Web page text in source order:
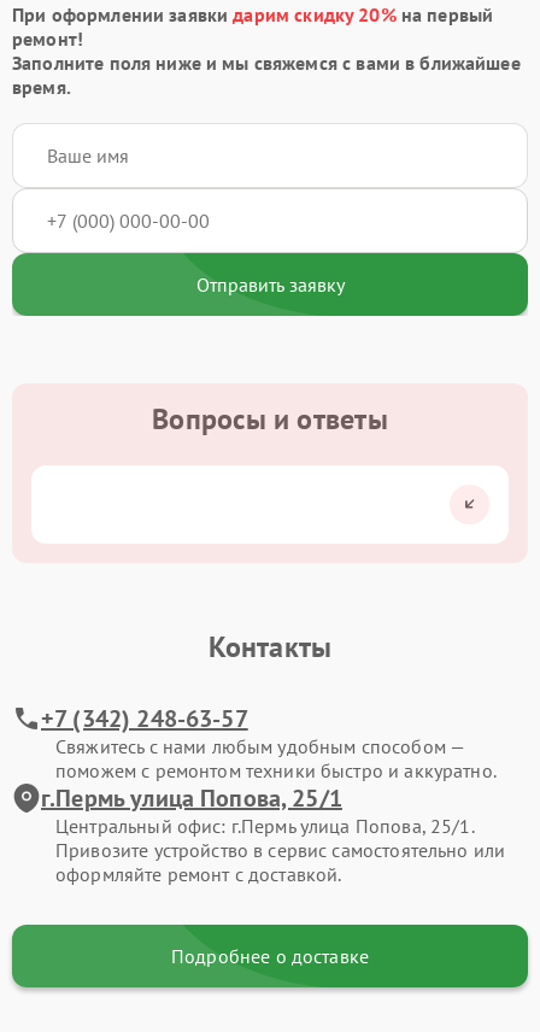
При оформлении заявкидарим скидку 20%на первый
ремонт!
Заполните поля ниже и мы свяжемся с вами в ближайшее
время.
Отправить заявку
Вопросы и ответы
Контакты
+7 (342) 248-63-57
Свяжитесь с нами любым удобным способом —
поможем с ремонтом техники быстро и аккуратно.
г.Пермь улица Попова, 25/1
Центральный офис: г.Пермь улица Попова, 25/1.
Привозите устройство в сервис самостоятельно или
оформляйте ремонт с доставкой.
Подробнее о доставке